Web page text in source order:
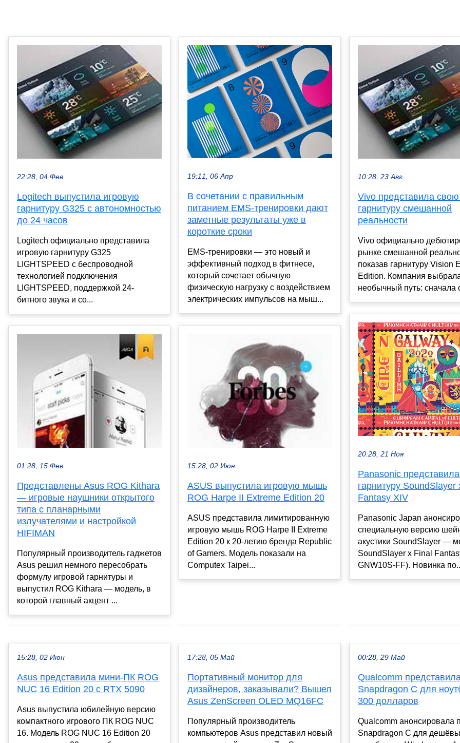
22:28, 04 Фев
Logitech выпустила игровую
гарнитуру G325 с автономностью
до 24 часов
Logitech официально представила
игровую гарнитуру G325
LIGHTSPEED с беспроводной
технологией подключения
LIGHTSPEED, поддержкой 24-
битного звука и со...
01:28, 15 Фев
Представлены Asus ROG Kithara
— игровые наушники открытого
типа с планарными
излучателями и настройкой
HIFIMAN
Популярный производитель гаджетов
Asus решил немного пересобрать
формулу игровой гарнитуры и
выпустил ROG Kithara — модель, в
которой главный акцент ...
19:11, 06 Апр
В сочетании с правильным
питанием EMS-тренировки дают
заметные результаты уже в
короткие сроки
EMS-тренировки — это новый и
эффективный подход в фитнесе,
который сочетает обычную
физическую нагрузку с воздействием
электрических импульсов на мыш...
15:28, 02 Июн
ASUS выпустила игровую мышь
ROG Harpe II Extreme Edition 20
ASUS представила лимитированную
игровую мышь ROG Harpe II Extreme
Edition 20 к 20-летию бренда Republic
of Gamers. Модель показали на
Computex Taipei...
10:28, 23 Авг
Vivo представила
гарнитуру смешанной
реальности
Vivo официально
рынке смешанной
показав гарнитуру Vision
Edition. Компания
необычный путь: сначала
20:28, 21 Ноя
Panasonic
гарнитуру SoundSlayer
Fantasy XIV
Panasonic Japan
специальную версию
акустики SoundSlayer —
SoundSlayer x Final
GNW10S-FF). Новинка
15:28, 02 Июн
Asus представила мини-ПК ROG
NUC 16 Edition 20 с RTX 5090
Asus выпустила юбилейную версию
компактного игрового ПК ROG NUC
16. Модель ROG NUC 16 Edition 20
17:28, 05 Май
Портативный монитор для
дизайнеров, заказывали? Вышел
Asus ZenScreen OLED MQ16FC
Популярный производитель
компьютеров Asus представил новый
00:28, 29 Май
Qualcomm
Snapdragon C для
300 долларов
Qualcomm анонсировала
Snapdragon C для